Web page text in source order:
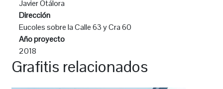
Javier Otálora
Dirección
Eucoles sobre la Calle 63 y Cra 60
Año proyecto
2018
Grafitis relacionados